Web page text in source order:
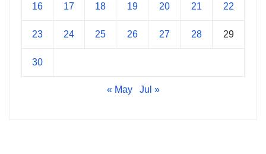
16 17 18 19 20 21 22
23 24 25 26 27 28 29
30
« May Jul »